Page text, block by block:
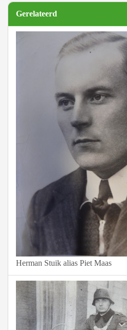
Gerelateerd
Herman Stuik alias Piet Maas